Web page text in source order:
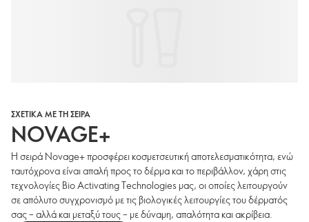
ΣΧΕΤΙΚΑ ΜΕ ΤΗ ΣΕΙΡΑ
NOVAGE+
Η σειρά Novage+ προσφέρει κοσμετσευτική αποτελεσματικότητα, ενώ
ταυτόχρονα είναι απαλή προς το δέρμα και το περιβάλλον, χάρη στις
τεχνολογίες Bio Activating Technologies μας, οι οποίες λειτουργούν
σε απόλυτο συγχρονισμό με τις βιολογικές λειτουργίες του δέρματός
σας – αλλά και μεταξύ τους – με δύναμη, απαλότητα και ακρίβεια.